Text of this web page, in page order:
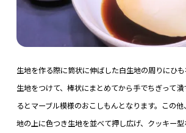
生地を作る際に筒状に伸ばした白生地の周りにひ
生地をつけて、棒状にまとめてから手でちぎって
るとマーブル模様のおこしもんとなります。この
地の上に色つき生地を並べて押し広げ、クッキー